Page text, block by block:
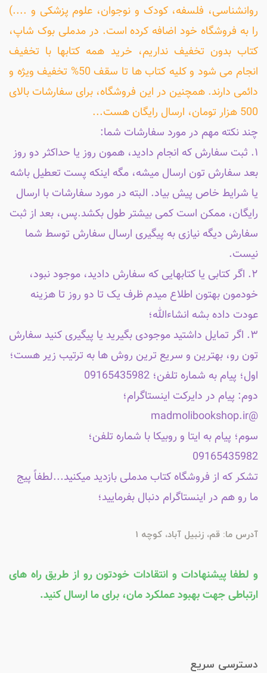
روانشناسی، فلسفه، کودک و نوجوان، علوم پزشکی و ....)
را به فروشگاه خود اضافه کرده است. در مدملی بوک شاپ،
کتاب بدون تخفیف نداریم، خرید همه کتابها با تخفیف
انجام می شود و کلیه کتاب ها تا سقف 50% تخفیف ویژه و
دائمی دارند. همچنین در این فروشگاه، برای سفارشات بالای
500 هزار تومان، ارسال رایگان هست...
چند نکته مهم در مورد سفارشات شما:
۱. ثبت سفارش که انجام دادید، همون روز یا حداکثر دو روز
بعد سفارش تون ارسال میشه، مگه اینکه پست تعطیل باشه
یا شرایط خاص پیش بیاد. البته در مورد سفارشات با ارسال
رایگان، ممکن است کمی بیشتر طول بکشد.پس، بعد از ثبت
سفارش دیگه نیازی به پیگیری ارسال سفارش توسط شما
نیست.
۲. اگر کتابی یا کتابهایی که سفارش دادید، موجود نبود،
خودمون بهتون اطلاع میدم ظرف یک تا دو روز تا هزینه
عودت داده بشه انشاءالله؛
۳. اگر تمایل داشتید موجودی بگیرید یا پیگیری کنید سفارش
تون رو، بهترین و سریع ترین روش ها به ترتیب زیر هست؛
اول؛ پیام به شماره تلفن؛ 09165435982
دوم: پیام در دایرکت اینستاگرام؛
@madmolibookshop.ir
سوم؛ پیام به ایتا و روبیکا با شماره تلفن؛
09165435982
تشکر که از فروشگاه کتاب مدملی بازدید میکنید...لطفاً پیج
ما رو هم در اینستاگرام دنبال بفرمایید؛
آدرس ما: قم، زنبیل آباد، کوچه 1
و لطفا پیشنهادات و انتقادات خودتون رو از طریق راه های
ارتباطی جهت بهبود عملکرد مان، برای ما ارسال کنید.
دسترسی سریع